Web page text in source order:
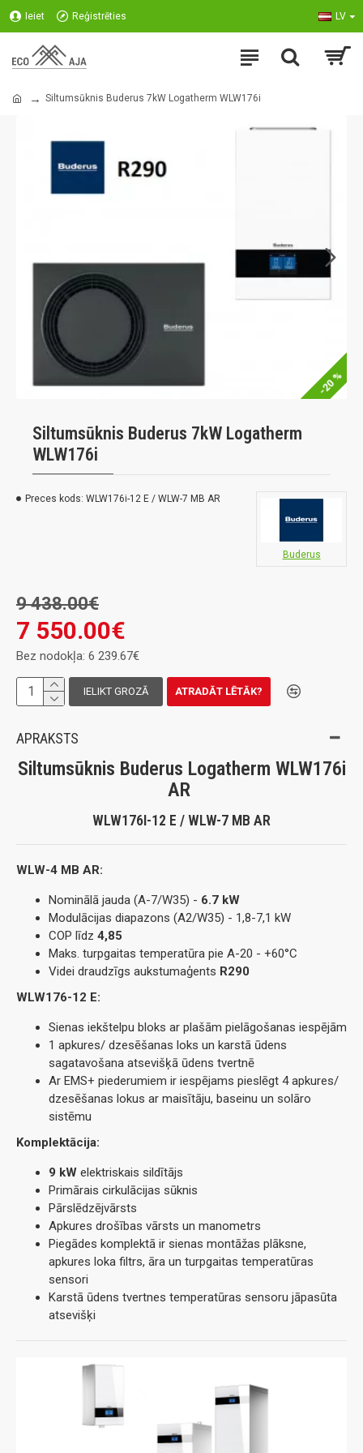
Ieiet Reģistrēties LV
Siltumsūknis Buderus 7kW Logatherm WLW176i
-20 %
Siltumsūknis Buderus 7kW Logatherm
WLW176i
Preces kods: WLW176i-12 E / WLW-7 MB AR
Buderus
7 550.00€
9 438.00€
Bez nodokļa: 6 239.67€
IELIKT GROZĀ ATRADĀT LĒTĀK?
APRAKSTS
Siltumsūknis Buderus Logatherm WLW176i
AR
WLW176I-12 E / WLW-7 MB AR
WLW-4 MB AR:
Nominālā jauda (A-7/W35) - 6.7 kW
Modulācijas diapazons (A2/W35) - 1,8-7,1 kW
COP līdz 4,85
Maks. turpgaitas temperatūra pie A-20 - +60°C
Videi draudzīgs aukstumaģents R290
WLW176-12 E:
Sienas iekštelpu bloks ar plašām pielāgošanas iespējām
1 apkures/ dzesēšanas loks un karstā ūdens
sagatavošana atsevišķā ūdens tvertnē
Ar EMS+ piederumiem ir iespējams pieslēgt 4 apkures/
dzesēšanas lokus ar maisītāju, baseinu un solāro
sistēmu
Komplektācija:
9 kW elektriskais sildītājs
Primārais cirkulācijas sūknis
Pārslēdzējvārsts
Apkures drošības vārsts un manometrs
Piegādes komplektā ir sienas montāžas plāksne,
apkures loka filtrs, āra un turpgaitas temperatūras
sensori
Karstā ūdens tvertnes temperatūras sensoru jāpasūta
atsevišķi